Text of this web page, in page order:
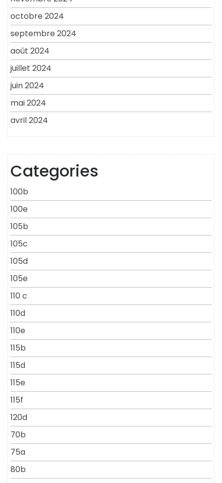
octobre 2024
septembre 2024
août 2024
juillet 2024
juin 2024
mai 2024
avril 2024
Categories
100b
100e
105b
105c
105d
105e
110 c
110d
110e
115b
115d
115e
115f
120d
70b
75a
80b